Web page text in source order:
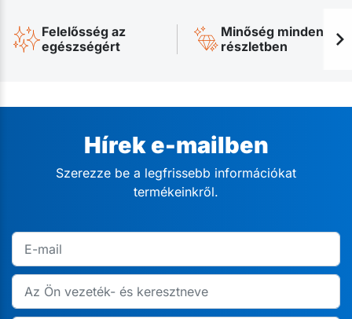
Felelősség az
egészségért
Minőség minden
részletben
Hírek e-mailben
Szerezze be a legfrissebb információkat
termékeinkről.